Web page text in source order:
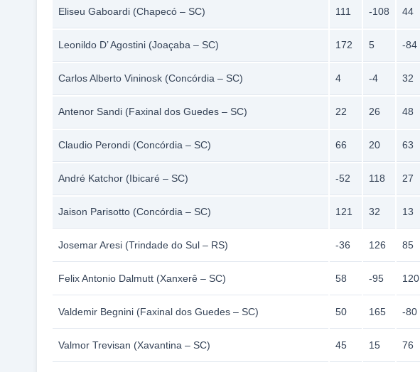
Eliseu Gaboardi (Chapecó – SC) 111 -108 44
Leonildo D’ Agostini (Joaçaba – SC) 172 5 -84
Carlos Alberto Vininosk (Concórdia – SC) 4 -4 32
Antenor Sandi (Faxinal dos Guedes – SC) 22 26 48
Claudio Perondi (Concórdia – SC) 66 20 63
André Katchor (Ibicaré – SC) -52 118 27
Jaison Parisotto (Concórdia – SC) 121 32 13
Josemar Aresi (Trindade do Sul – RS) -36 126 85
Felix Antonio Dalmutt (Xanxerê – SC) 58 -95 120
Valdemir Begnini (Faxinal dos Guedes – SC) 50 165 -80
Valmor Trevisan (Xavantina – SC) 45 15 76